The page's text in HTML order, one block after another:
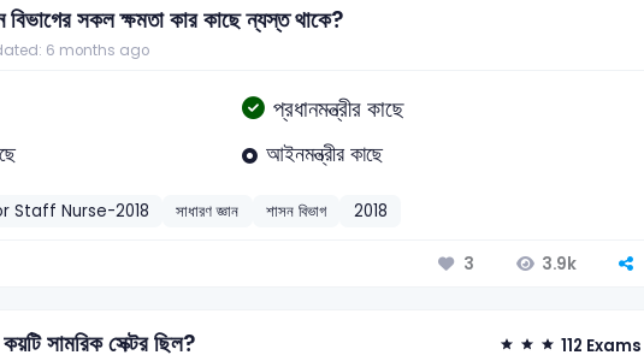
বিভাগের সকল ক্ষমতা কার কাছে ন্যস্ত থাকে?
6 months ago
প্রধানমন্ত্রীর কাছে
আইনমন্ত্রীর কাছে
Staff Nurse-2018 সাধারণ জ্ঞান শাসন বিভাগ 2018
3 3.9k
সামরিক সেক্টর ছিল? 112 Exams